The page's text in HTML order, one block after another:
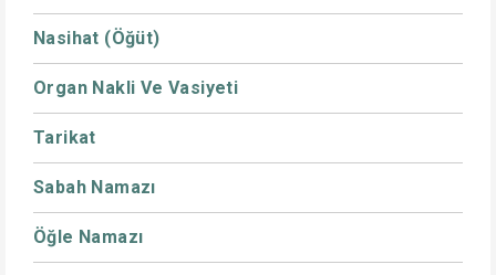
Nasihat (Öğüt)
Organ Nakli Ve Vasiyeti
Tarikat
Sabah Namazı
Öğle Namazı